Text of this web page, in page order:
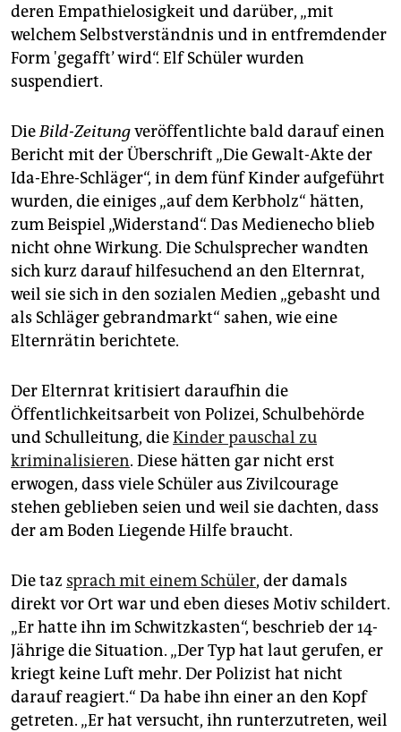
deren Empathielosigkeit und darüber, „mit
welchem Selbstverständnis und in entfremdender
Form 'gegafft’ wird“. Elf Schüler wurden
suspendiert.
DieBild-Zeitungveröffentlichte bald darauf einen
Bericht mit der Überschrift „Die Gewalt-Akte der
Ida-Ehre-Schläger“, in dem fünf Kinder aufgeführt
wurden, die einiges „auf dem Kerbholz“ hätten,
zum Beispiel „Widerstand“. Das Medienecho blieb
nicht ohne Wirkung. Die Schulsprecher wandten
sich kurz darauf hilfesuchend an den Elternrat,
weil sie sich in den sozialen Medien „gebasht und
als Schläger gebrandmarkt“ sahen, wie eine
Elternrätin berichtete.
Der Elternrat kritisiert daraufhin die
Öffentlichkeitsarbeit von Polizei, Schulbehörde
und Schulleitung, dieKinder pauschal zu
kriminalisieren. Diese hätten gar nicht erst
erwogen, dass viele Schüler aus Zivilcourage
stehen geblieben seien und weil sie dachten, dass
der am Boden Liegende Hilfe braucht.
Die taz sprach mit einem Schüler, der damals
direkt vor Ort war und eben dieses Motiv schildert.
„Er hatte ihn im Schwitzkasten“, beschrieb der 14-
Jährige die Situation. „Der Typ hat laut gerufen, er
kriegt keine Luft mehr. Der Polizist hat nicht
darauf reagiert.“ Da habe ihn einer an den Kopf
getreten. „Er hat versucht, ihn runterzutreten, weil